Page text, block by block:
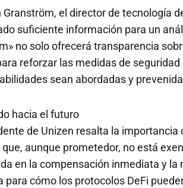
Granström, el director de tecnología
suficiente información para un
no solo ofrecerá transparencia
reforzar las medidas de
sean abordadas y
hacia el futuro
de Unizen resalta la
aunque prometedor, no está
en la compensación inmediata y
para cómo los protocolos DeFi